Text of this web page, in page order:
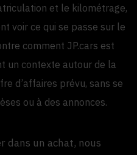
et le kilométrage,
voir ce qui se passe sur le
comment JP.cars est
un contexte autour de la
d’affaires prévu, sans se
ou à des annonces.
dans un achat, nous